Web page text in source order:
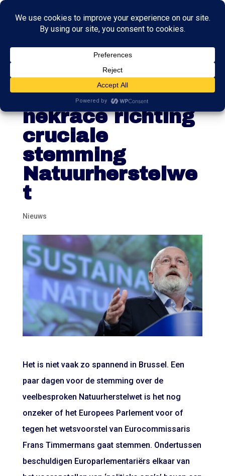
Spanning in
Brussel: nek-aan-
nekrace richting
cruciale
stemming
Natuurherstelwe
t
Nieuws
Het is niet vaak zo spannend in Brussel. Een
paar dagen voor de stemming over de
veelbesproken Natuurherstelwet is het nog
onzeker of het Europees Parlement voor of
tegen het wetsvoorstel van Eurocommissaris
Frans Timmermans gaat stemmen. Ondertussen
beschuldigen Europarlementariërs elkaar van